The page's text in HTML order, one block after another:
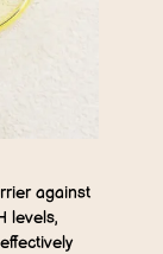
against
levels,